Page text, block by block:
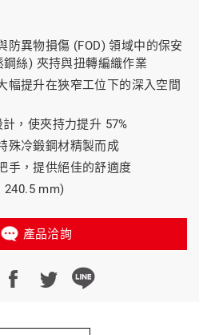
防異物損傷 (FOD) 領域中的保安
絲) 夾持與扭轉編織作業
幅提升在狹窄工位下的深入空間
，使夾持力提升 57%
殊冷鍛鋼材精製而成
手，提供絕佳的舒適度
240.5 mm)
產品洽詢